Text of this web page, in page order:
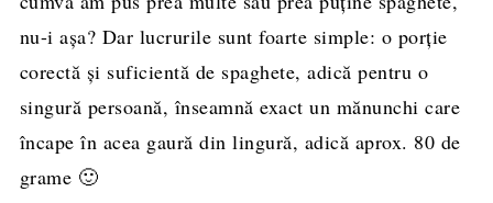
nu-i aşa? Dar lucrurile sunt foarte simple: o porţie
corectă şi suficientă de spaghete, adică pentru o
singură persoană, înseamnă exact un mănunchi care
încape în acea gaură din lingură, adică aprox. 80 de
grame 🙂